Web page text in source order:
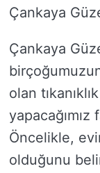
Çankaya
Çankaya
olan
Öncelikle,
olduğunu